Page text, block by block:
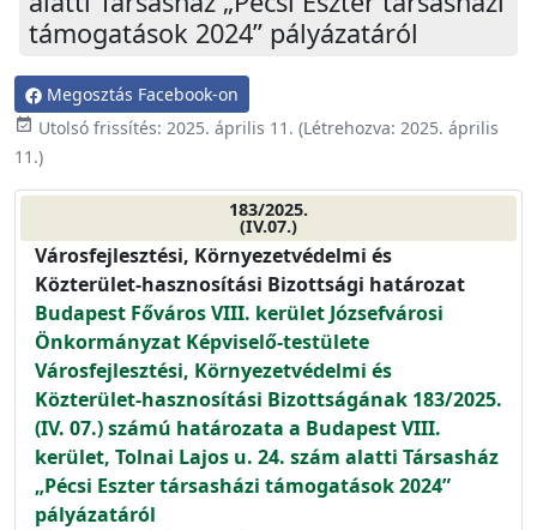
támogatások 2024” pályázatáról
Megosztás Facebook-on
event_available Utolsó frissítés: 2025. április 11. (Létrehozva: 2025. április
11.)
183/2025.
(IV.07.)
Városfejlesztési, Környezetvédelmi és
Közterület-hasznosítási Bizottsági határozat
Budapest Főváros VIII. kerület Józsefvárosi
Önkormányzat Képviselő-testülete
Városfejlesztési, Környezetvédelmi és
Közterület-hasznosítási Bizottságának 183/2025.
(IV. 07.) számú határozata a Budapest VIII.
kerület, Tolnai Lajos u. 24. szám alatti Társasház
„Pécsi Eszter társasházi támogatások 2024”
pályázatáról